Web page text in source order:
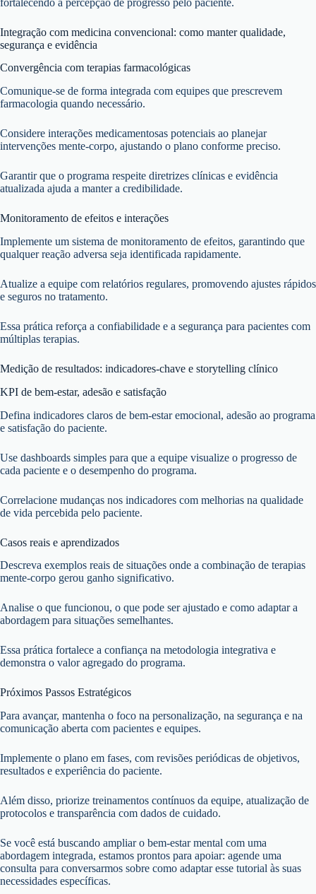
Integração com medicina convencional: como manter qualidade,
segurança e evidência
Convergência com terapias farmacológicas
Comunique-se de forma integrada com equipes que prescrevem
farmacologia quando necessário.
Considere interações medicamentosas potenciais ao planejar
intervenções mente-corpo, ajustando o plano conforme preciso.
Garantir que o programa respeite diretrizes clínicas e evidência
atualizada ajuda a manter a credibilidade.
Monitoramento de efeitos e interações
Implemente um sistema de monitoramento de efeitos, garantindo que
qualquer reação adversa seja identificada rapidamente.
Atualize a equipe com relatórios regulares, promovendo ajustes rápidos
e seguros no tratamento.
Essa prática reforça a confiabilidade e a segurança para pacientes com
múltiplas terapias.
Medição de resultados: indicadores-chave e storytelling clínico
KPI de bem-estar, adesão e satisfação
Defina indicadores claros de bem-estar emocional, adesão ao programa
e satisfação do paciente.
Use dashboards simples para que a equipe visualize o progresso de
cada paciente e o desempenho do programa.
Correlacione mudanças nos indicadores com melhorias na qualidade
de vida percebida pelo paciente.
Casos reais e aprendizados
Descreva exemplos reais de situações onde a combinação de terapias
mente-corpo gerou ganho significativo.
Analise o que funcionou, o que pode ser ajustado e como adaptar a
abordagem para situações semelhantes.
Essa prática fortalece a confiança na metodologia integrativa e
demonstra o valor agregado do programa.
Próximos Passos Estratégicos
Para avançar, mantenha o foco na personalização, na segurança e na
comunicação aberta com pacientes e equipes.
Implemente o plano em fases, com revisões periódicas de objetivos,
resultados e experiência do paciente.
Além disso, priorize treinamentos contínuos da equipe, atualização de
protocolos e transparência com dados de cuidado.
Se você está buscando ampliar o bem-estar mental com uma
abordagem integrada, estamos prontos para apoiar: agende uma
consulta para conversarmos sobre como adaptar esse tutorial às suas
necessidades específicas.